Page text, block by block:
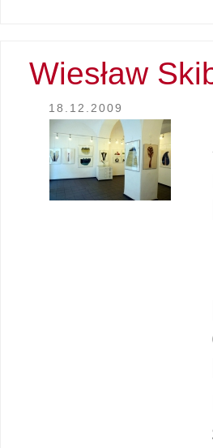
Wiesław
18.12.2009